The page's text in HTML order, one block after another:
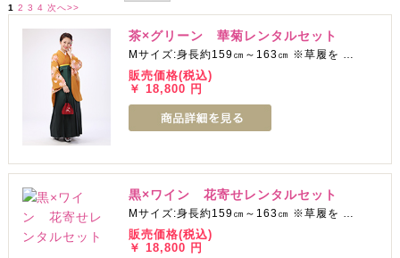
1
2 3 4 次へ>>
茶×グリーン 華菊レンタルセット
Mサイズ:身長約159㎝～163㎝ ※草履を …
販売価格(税込)
￥ 18,800 円
黒×ワイン 花寄せレンタルセット
Mサイズ:身長約159㎝～163㎝ ※草履を …
販売価格(税込)
￥ 18,800 円